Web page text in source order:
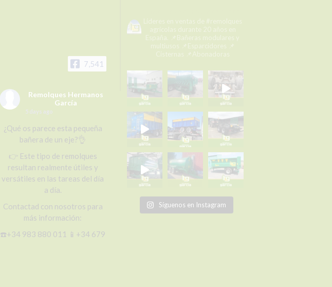
7,541
Remolques Hermanos
García
5 days ago
¿Qué os parece esta pequeña
bañera de un eje?👌
👉 Este tipo de remolques
resultan realmente útiles y
versátiles en las tareas del día
a día.
Contactad con nosotros para
más información:
☎️+34 983 880 011 📱+34 679
Líderes en ventas de #remolques
agrícolas durante 20 años en
España.
📌Bañeras modulares y
multiusos 📌Esparcidores 📌
Cisternas 📌Abonadoras
Síguenos en Instagram